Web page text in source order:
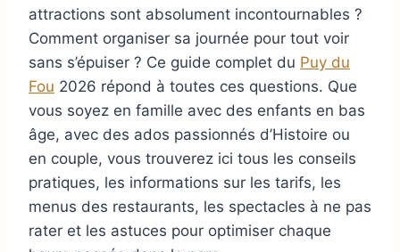
attractions sont absolument incontournables ?
Comment organiser sa journée pour tout voir
sans s’épuiser ? Ce guide complet du Puy du
Fou 2026 répond à toutes ces questions. Que
vous soyez en famille avec des enfants en bas
âge, avec des ados passionnés d’Histoire ou
en couple, vous trouverez ici tous les conseils
pratiques, les informations sur les tarifs, les
menus des restaurants, les spectacles à ne pas
rater et les astuces pour optimiser chaque